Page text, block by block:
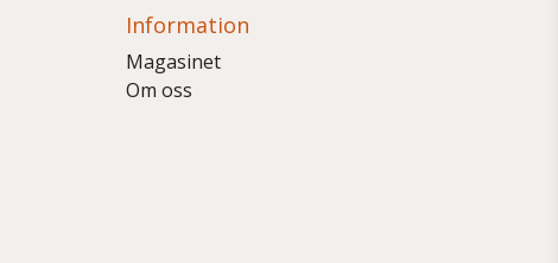
Information
Magasinet
Om oss